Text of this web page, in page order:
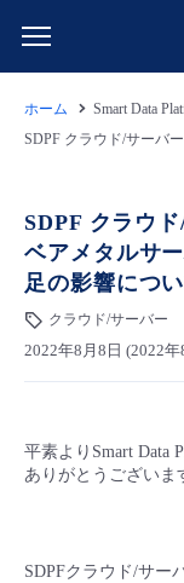
クラウド/
ネットワー
モニタリン
データ利活
クラウド/サ
IoT
料金情報
料金シミュ
クラウド/サ
ご利用開始ガイド
- 管理機能
- バックアップ
故障/メンテナン
ホーム Smart Data
SDPF クラウ
ベアメタルサ
足の影響につ
クラウド/サーバー
2022年8月8日 (2022年
平素よりSmart Data
ありがとうございま
SDPFクラウド/サー